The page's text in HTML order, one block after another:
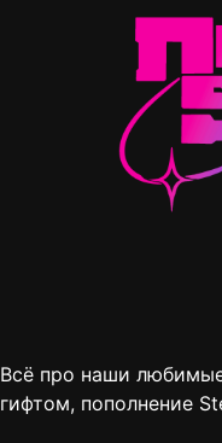
Всё про наши
гифтом, пополнение